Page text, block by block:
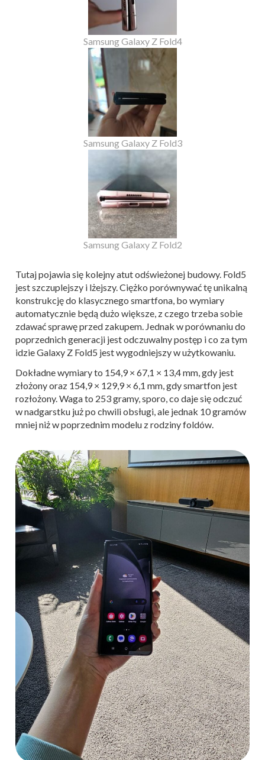
Samsung Galaxy Z Fold4
Samsung Galaxy Z Fold3
Samsung Galaxy Z Fold2
Tutaj pojawia się kolejny atut odświeżonej budowy. Fold5
jest szczuplejszy i lżejszy. Ciężko porównywać tę unikalną
konstrukcję do klasycznego smartfona, bo wymiary
automatycznie będą dużo większe, z czego trzeba sobie
zdawać sprawę przed zakupem. Jednak w porównaniu do
poprzednich generacji jest odczuwalny postęp i co za tym
idzie Galaxy Z Fold5 jest wygodniejszy w użytkowaniu.
Dokładne wymiary to 154,9 × 67,1 × 13,4 mm, gdy jest
złożony oraz 154,9 × 129,9 × 6,1 mm, gdy smartfon jest
rozłożony. Waga to 253 gramy, sporo, co daje się odczuć
w nadgarstku już po chwili obsługi, ale jednak 10 gramów
mniej niż w poprzednim modelu z rodziny foldów.